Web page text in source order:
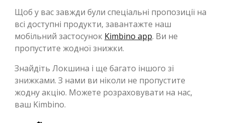
Щоб у вас завжди були спеціальні пропозиції на
всі доступні продукти, завантажте наш
мобільний застосунок Kimbino app. Ви не
пропустите жодної знижки.
Знайдіть Локшина і ще багато іншого зі
знижками. З нами ви ніколи не пропустите
жодну акцію. Можете розраховувати на нас,
ваш Kimbino.